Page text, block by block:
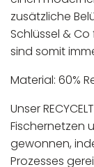
zusätzliche
Schlüssel &
sind somit
Material: 60%
Unser
Fischernetzen
gewonnen,
Prozesses